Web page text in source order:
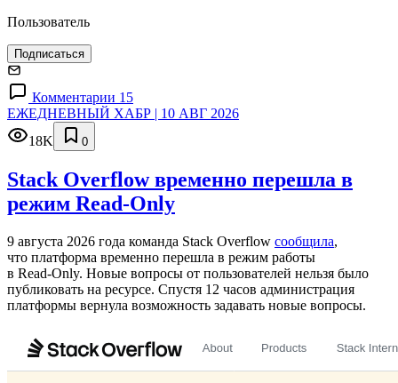
Пользователь
Подписаться
Комментарии 15
ЕЖЕДНЕВНЫЙ ХАБР | 10 АВГ 2026
18K
0
Stack Overflow временно перешла в
режим Read-Only
9 августа 2026 года команда Stack Overflow сообщила,
что платформа временно перешла в режим работы
в Read‑Only. Новые вопросы от пользователей нельзя было
публиковать на ресурсе. Спустя 12 часов администрация
платформы вернула возможность задавать новые вопросы.